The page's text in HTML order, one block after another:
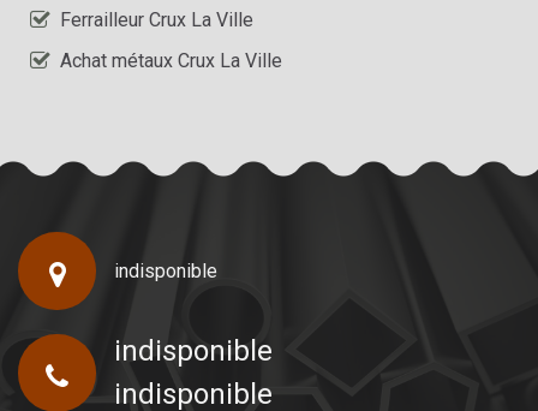
Ferrailleur Crux La Ville
Achat métaux Crux La Ville
indisponible
indisponible
indisponible